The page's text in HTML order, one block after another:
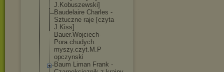
J.Kobuszewski]
Baudelaire Charles -
Sztuczne raje [czyta
J.Kiss]
Bauer.Wojciech-
Pora.chudych.
myszy.czyt.M.P
opczynski
Baum Liman Frank -